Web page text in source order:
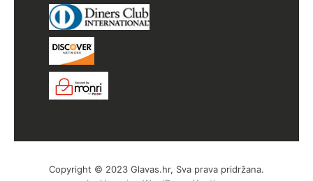
Copyright © 2023 Glavas.hr, Sva prava pridržana.